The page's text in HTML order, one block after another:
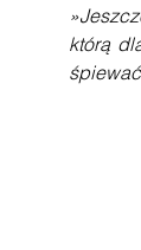
którą